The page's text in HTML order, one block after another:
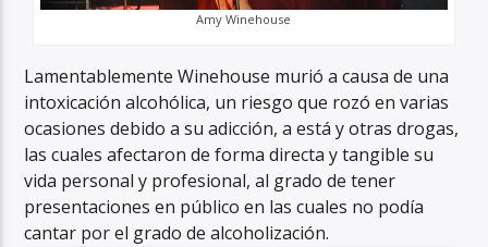
Amy Winehouse
Lamentablemente Winehouse murió a causa de una
intoxicación alcohólica, un riesgo que rozó en varias
ocasiones debido a su adicción, a está y otras drogas,
las cuales afectaron de forma directa y tangible su
vida personal y profesional, al grado de tener
presentaciones en público en las cuales no podía
cantar por el grado de alcoholización.